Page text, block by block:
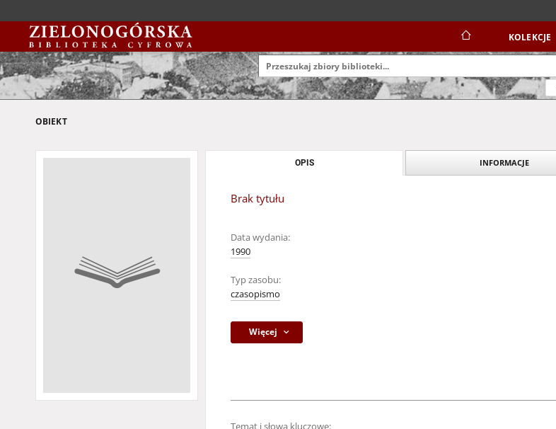
KOLEKCJE
OBIEKT
OPIS INFORMACJE
Brak tytułu
Data wydania:
1990
Typ zasobu:
czasopismo
Więcej
Temat i słowa kluczowe: